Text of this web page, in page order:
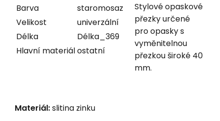
Barva
staromosaz
Velikost
univerzální
Délka
Délka_369
Hlavní materiálostatní
Stylové opaskové
přezky určené
pro opasky s
vyměnitelnou
přezkou široké 40
mm.
Materiál:slitina zinku